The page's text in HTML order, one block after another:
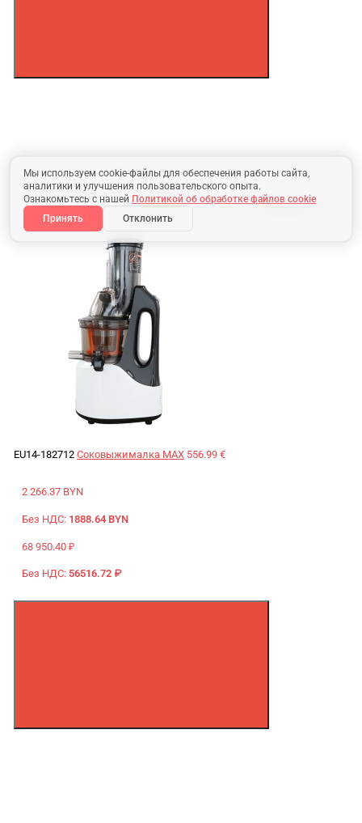
Мы используем cookie-файлы для обеспечения работы сайта,
аналитики и улучшения пользовательского опыта.
Ознакомьтесь с нашей Политикой об обработке файлов cookie
Принять
Отклонить
EU14-182712 Соковыжималка MAX 556.99 €
2 266.37 BYN
Без НДС: 1888.64 BYN
68 950.40 ₽
Без НДС: 56516.72 ₽